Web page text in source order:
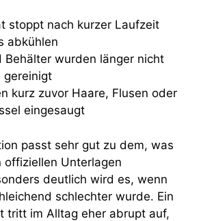
stoppt nach kurzer Laufzeit
abkühlen
Behälter wurden länger nicht
gereinigt
kurz zuvor Haare, Flusen oder
eingesaugt
passt sehr gut zu dem, was
offiziellen Unterlagen
deutlich wird es, wenn
schlechter wurde. Ein
tritt im Alltag eher abrupt auf,